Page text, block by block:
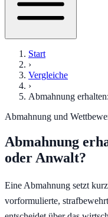
Start
›
Vergleiche
›
Abmahnung
Abmahnung und
Abmahnung
oder Anwalt?
Eine Abmahnung setzt
vorformulierte,